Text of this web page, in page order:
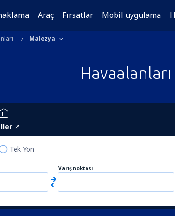
Araç Fırsatlar Mobil uygulama
Malezya
Havaalanları
Tek Yön
Varış noktası